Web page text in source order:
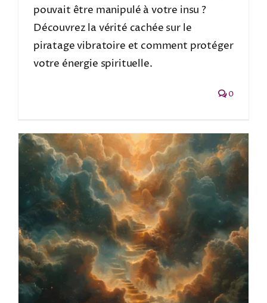
pouvait être manipulé à votre insu ?
Découvrez la vérité cachée sur le
piratage vibratoire et comment protéger
votre énergie spirituelle.
0